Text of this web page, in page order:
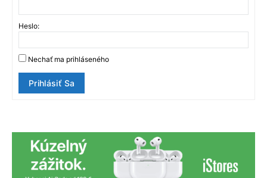
Heslo:
Nechať ma prihláseného
Prihlásiť Sa